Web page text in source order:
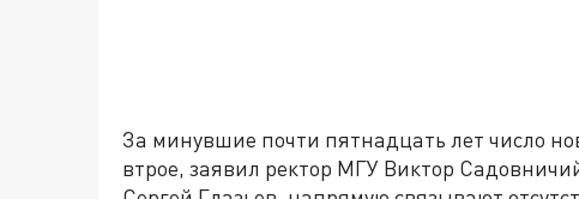
За минувшие почти пятнадцать лет число
втрое, заявил ректор МГУ Виктор